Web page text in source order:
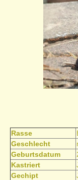
Rasse
Geschlecht
Geburtsdatum
Kastriert
Gechipt